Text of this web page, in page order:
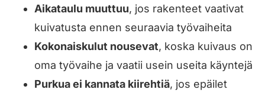
Aikataulu muuttuu, jos rakenteet vaativat
kuivatusta ennen seuraavia työvaiheita
Kokonaiskulut nousevat, koska kuivaus on
oma työvaihe ja vaatii usein useita käyntejä
Purkua ei kannata kiirehtiä, jos epäilet